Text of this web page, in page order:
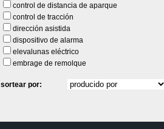
control de distancia de aparque
control de tracción
dirección asistida
dispositivo de alarma
elevalunas eléctrico
embrage de remolque
sortear por: